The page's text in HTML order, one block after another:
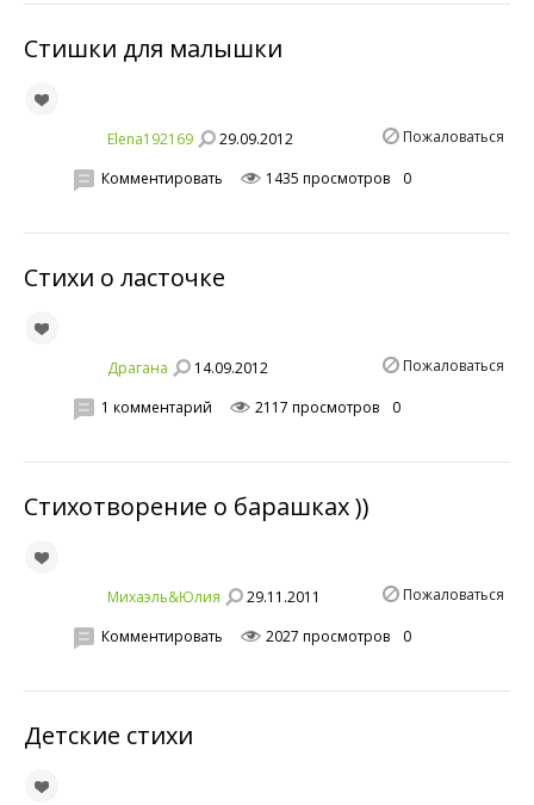
Стишки для малышки
Elena192169 29.09.2012 Пожаловаться
Комментировать 1435 просмотров 0
Стихи о ласточке
Драгана 14.09.2012 Пожаловаться
1 комментарий 2117 просмотров 0
Стихотворение о барашках ))
Михаэль&Юлия 29.11.2011 Пожаловаться
Комментировать 2027 просмотров 0
Детские стихи